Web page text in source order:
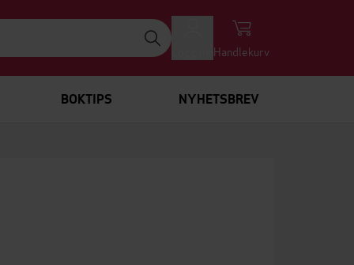
Handlekurv
BOKTIPS NYHETSBREV